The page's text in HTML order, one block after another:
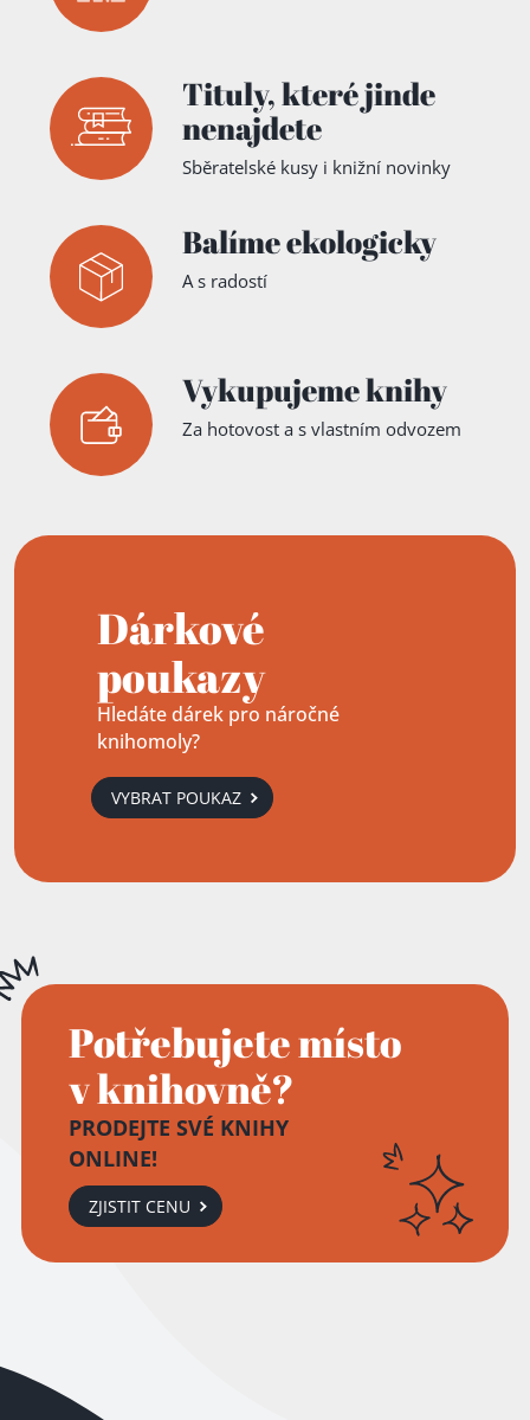
Tituly,které jinde
nenajdete
Sběratelské kusy i knižní novinky
Balíme ekologicky
A s radostí
Vykupujeme knihy
Za hotovost a s vlastním odvozem
Dárkové
poukazy
Hledáte dárek pro náročné
knihomoly?
VYBRAT POUKAZ
Potřebujete místo
v knihovně?
PRODEJTE SVÉ KNIHY
ONLINE!
ZJISTIT CENU